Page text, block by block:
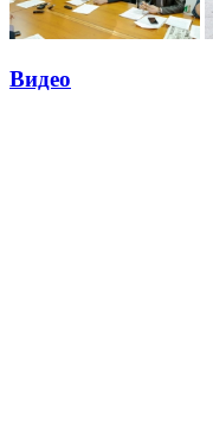
Видео